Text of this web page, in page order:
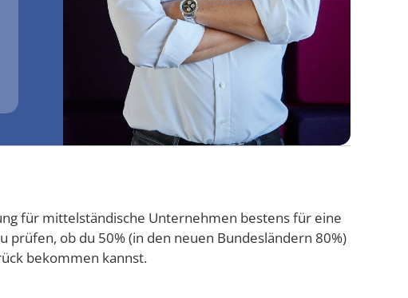
für mit­tel­stän­di­sche Unter­neh­men bes­tens für eine
prü­fen, ob du 50% (in den neu­en Bun­des­län­dern 80%)
bekom­men kannst.